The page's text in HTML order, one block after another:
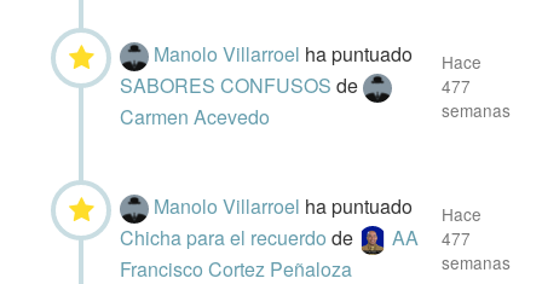
Manolo Villarroel ha puntuado
SABORES CONFUSOSde
Carmen Acevedo
Hace
477
semanas
Manolo Villarroel ha puntuado
Chicha para el recuerdode
AA
Francisco Cortez Peñaloza
Hace
477
semanas